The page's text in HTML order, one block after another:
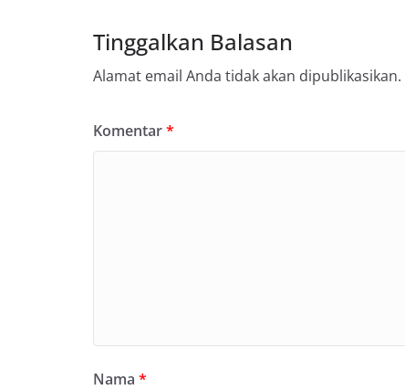
Tinggalkan Balasan
Alamat email Anda tidak akan dipublikasikan.
Komentar*
Nama *